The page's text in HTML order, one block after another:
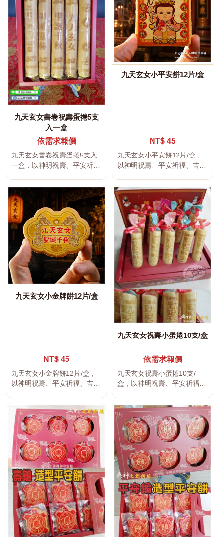
九天玄女書卷祝壽蛋捲5支
入一盒
依需求報價
九天玄女書卷祝壽蛋捲5支入
一盒，以神明祝壽、平安祈
為設計主...
九天玄女小平安餅12片/盒
NT$ 45
九天玄女小平安餅12片/盒，
以神明祝壽、平安祈福、吉祥
題，...
九天玄女小金牌餅12片/盒
NT$ 45
九天玄女小金牌餅12片/盒，
以神明祝壽、平安祈福、吉祥
題，...
九天玄女祝壽小蛋捲10支/盒
依需求報價
九天玄女祝壽小蛋捲10支/
盒，以神明祝壽、平安祈福、
計主題...